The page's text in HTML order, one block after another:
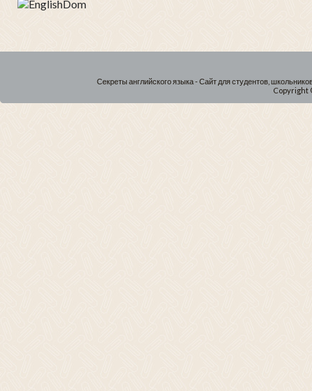
Секреты английского языка - Сайт для студентов,
Copyright